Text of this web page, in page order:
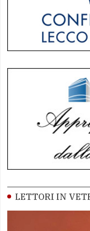
LETTORI IN